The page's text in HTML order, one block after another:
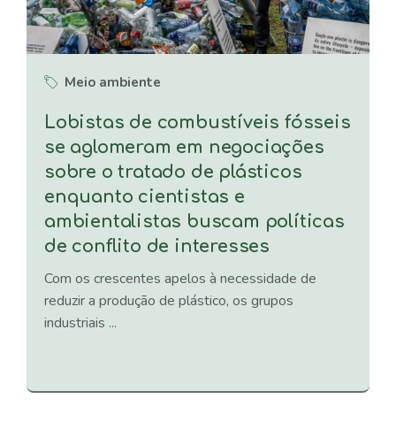
Meio ambiente
Lobistas de combustíveis fósseis
se aglomeram em negociações
sobre o tratado de plásticos
enquanto cientistas e
ambientalistas buscam políticas
de conflito de interesses
Com os crescentes apelos à necessidade de
reduzir a produção de plástico, os grupos
industriais ...